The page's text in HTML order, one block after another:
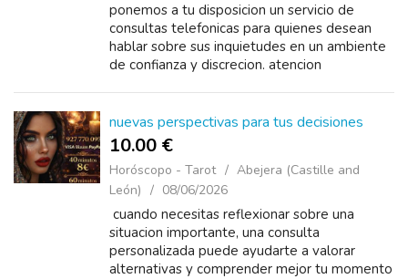
ponemos a tu disposicion un servicio de
consultas telefonicas para quienes desean
hablar sobre sus inquietudes en un ambiente
de confianza y discrecion. atencion
nuevas perspectivas para tus decisiones
10.00 €
Horóscopo - Tarot
Abejera (Castille and
León)
08/06/2026
cuando necesitas reflexionar sobre una
situacion importante, una consulta
personalizada puede ayudarte a valorar
alternativas y comprender mejor tu momento